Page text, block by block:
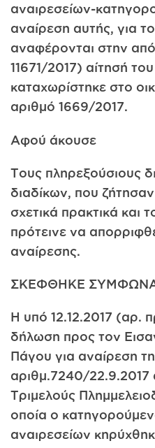
αναιρεσείων-
αναίρεση αυτής, για
αναφέρονται στην
11671/2017) αίτησή
καταχωρίστηκε στο
αριθμό 1669/2017.
Αφού άκουσε
Τους πληρεξούσιους
διαδίκων, που
σχετικά πρακτικά και
πρότεινε να
αναίρεσης.
ΣΚΕΦΘΗΚΕ
Η υπό 12.12.2017 (αρ.
δήλωση προς τον
Πάγου για αναίρεση
αριθμ.7240/
Τριμελούς
οποία ο
αναιρεσείων